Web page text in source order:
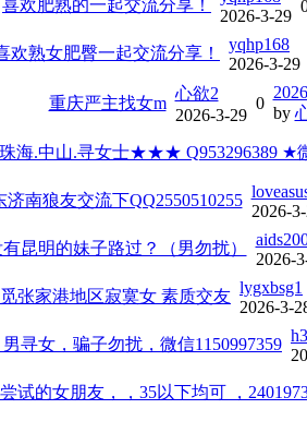
喜欢肥熟的一起交流分享！
2026-3-29
欢熟女肥臀一起交流分享！
yqhp168
2026-3-29
重庆严主找女m
心欲2
2026-3-29
0
by
.中山.寻女士★★★ Q953296389 ★
济南狼友交流下QQ2550510255
2026-
昆明的妹子路过？（男勿扰）
2026-
张家港地区寂寞女 素质交友 lygxbsg1
2026-3-
寻女，骗子勿扰，微信1150997359
试的女朋友，，35以下均可 ，